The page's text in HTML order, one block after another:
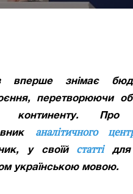
вперше знімає
перетворюючи
континенту.
аналітичного
у своїй статтідля
українською мовою.